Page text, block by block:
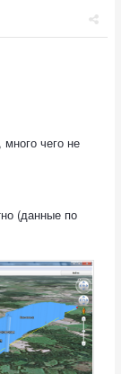
чего не
(данные по